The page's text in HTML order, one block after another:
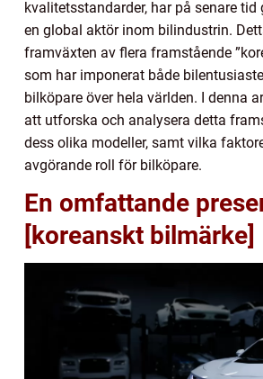
kvalitetsstandarder, har på senare
en global aktör inom bilindustrin.
framväxten av flera framstående
som har imponerat både
bilköpare över hela världen. I denna
att utforska och analysera detta
dess olika modeller, samt vilka
avgörande roll för bilköpare.
En omfattande
[koreanskt bilmärke]